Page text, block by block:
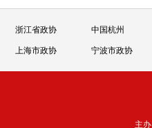
浙江省政协 中国杭州
上海市政协 宁波市政协
主